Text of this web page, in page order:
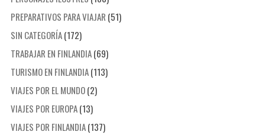
PREPARATIVOS PARA VIAJAR (51)
SIN CATEGORÍA(172)
TRABAJAR EN FINLANDIA(69)
TURISMO EN FINLANDIA(113)
VIAJES POR EL MUNDO(2)
VIAJES POR EUROPA(13)
VIAJES POR FINLANDIA(137)